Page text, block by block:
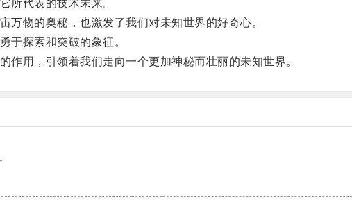
代表的技术未来。
物的奥秘，也激发了我们对未知世界的好奇心。
探索和突破的象征。
用，引领着我们走向一个更加神秘而壮丽的未知世界。